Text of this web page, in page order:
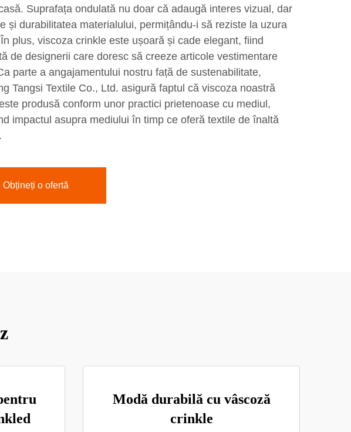
Suprafața ondulată nu doar că adaugă interes vizual, dar
și durabilitatea materialului, permițându-i să reziste la uzura
plus, viscoza crinkle este ușoară și cade elegant, fiind
de designerii care doresc să creeze articole vestimentare
parte a angajamentului nostru față de sustenabilitate,
Tangsi Textile Co., Ltd. asigură faptul că viscoza noastră
produsă conform unor practici prietenoase cu mediul,
impactul asupra mediului în timp ce oferă textile de înaltă
Obțineți o ofertă
Modă durabilă cu vâscoză
crinkle